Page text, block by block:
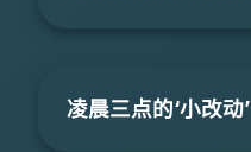
凌晨三点的‘小改动’